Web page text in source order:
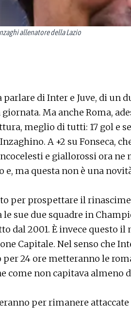
allenatore della Lazio
parlare di Inter e Juve, di un
Ma anche Roma,
meglio di tutti: 17 gol e
A +2 su Fonseca,
e giallorossi ora
e, ma questa non è una
per prospettare il
le sue due squadre in
dal 2001. È invece questo
Capitale. Nel senso che
per 24 ore metteranno le
come non capitava almeno
per rimanere